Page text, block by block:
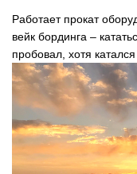
Работает прокат
вейк бординга –
пробовал, хотя